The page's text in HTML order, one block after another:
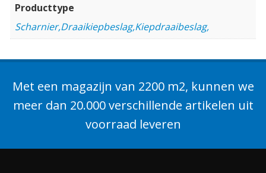
Producttype
Scharnier,Draaikiepbeslag,Kiepdraaibeslag,
Met een magazijn van 2200 m2, kunnen we
meer dan 20.000 verschillende artikelen uit
voorraad leveren